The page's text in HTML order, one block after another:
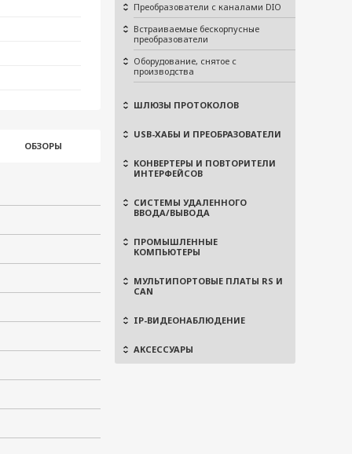
Преобразователи с каналами DIO
Встраиваемые бескорпусные
преобразователи
Оборудование, снятое с
производства
ШЛЮЗЫ ПРОТОКОЛОВ
USB-ХАБЫ И ПРЕОБРАЗОВАТЕЛИ
КОНВЕРТЕРЫ И ПОВТОРИТЕЛИ
ИНТЕРФЕЙСОВ
СИСТЕМЫ УДАЛЕННОГО
ВВОДА/ВЫВОДА
ПРОМЫШЛЕННЫЕ
КОМПЬЮТЕРЫ
МУЛЬТИПОРТОВЫЕ ПЛАТЫ RS И
CAN
IP-ВИДЕОНАБЛЮДЕНИЕ
АКСЕССУАРЫ
ОБЗОРЫ